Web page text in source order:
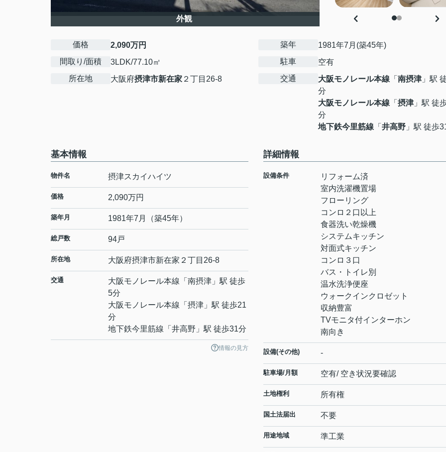
外観
価格
2,090万円
間取り/面積
3LDK/77.10㎡
所在地
大阪府摂津市新在家 ２丁目26-8
築年
1981年7月(築45年)
駐車
空有
交通
大阪モノレール本線 「 南摂津 」駅
分
大阪モノレール本線 「 摂津 」駅 徒
分
地下鉄今里筋線 「 井高野 」駅 徒歩
基本情報
物件名 摂津スカイハイツ
価格 2,090万円
築年月 1981年7月（築45年）
総戸数 94戸
所在地 大阪府摂津市新在家 ２丁目26-8
交通 大阪モノレール本線 「 南摂津 」駅 徒歩
5分
大阪モノレール本線 「 摂津 」駅 徒歩21
分
地下鉄今里筋線 「 井高野 」駅 徒歩31分
情報の見方
詳細情報
設備条件
リフォーム済
室内洗濯機置場
フローリング
コンロ２口以上
食器洗い乾燥機
システムキッチン
対面式キッチン
コンロ３口
バス・トイレ別
温水洗浄便座
ウォークインクロゼット
収納豊富
TVモニタ付インターホン
南向き
設備(その他) -
駐車場/月額 空有/ 空き状況要確認
土地権利 所有権
国土法届出 不要
用途地域 準工業